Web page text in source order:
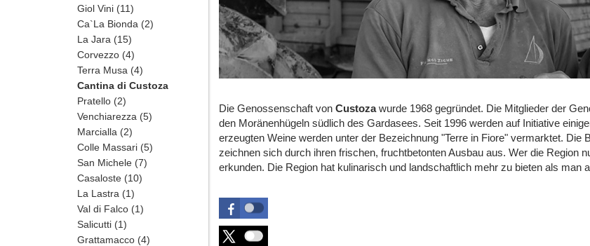
Giol Vini (11)
Ca`La Bionda (2)
La Jara (15)
Corvezzo (4)
Terra Musa (4)
Cantina di Custoza
Pratello (2)
Venchiarezza (5)
Marcialla (2)
Colle Massari (5)
San Michele (7)
Casaloste (10)
La Lastra (1)
Val di Falco (1)
Salicutti (1)
Grattamacco (4)
Die Genossenschaft von Custozawurde 1968 gegründet. Die Mitglieder der
den Moränenhügeln südlich des Gardasees. Seit 1996 werden auf Initiative
erzeugten Weine werden unter der Bezeichnung "Terre in Fiore" vermarktet.
zeichnen sich durch ihren frischen, fruchtbetonten Ausbau aus. Wer die Region
erkunden. Die Region hat kulinarisch und landschaftlich mehr zu bieten als man